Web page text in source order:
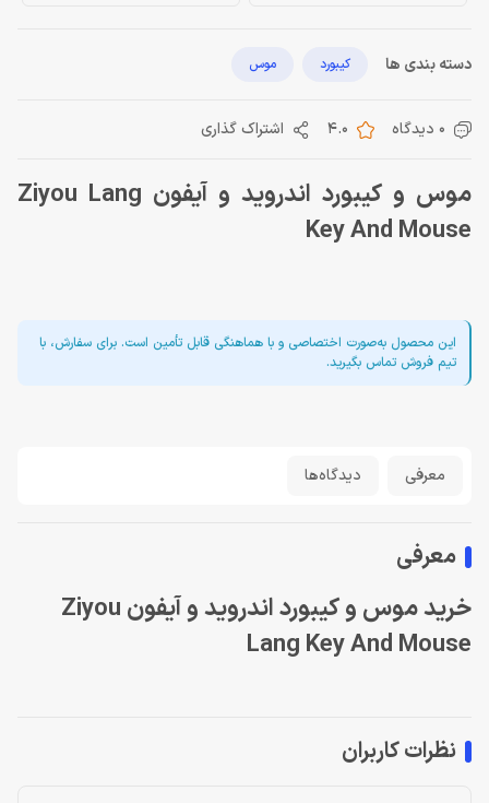
دسته بندی ها کیبورد موس
0 دیدگاه 4.0 اشتراک گذاری
موس و کیبورد اندروید و آیفون Ziyou Lang
Key And Mouse
این محصول به‌صورت اختصاصی و با هماهنگی قابل تأمین است. برای سفارش، با
تیم فروش تماس بگیرید.
معرفی دیدگاه‌ها
معرفی
خرید موس و کیبورد اندروید و آیفون Ziyou
Lang Key And Mouse
نظرات کاربران